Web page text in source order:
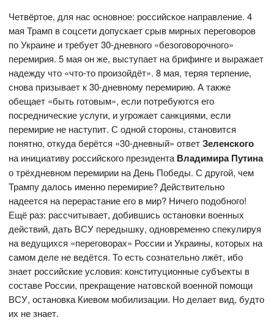
Четвёртое, для нас основное: российское направление. 4
мая Трамп в соцсети допускает срыв мирных переговоров
по Украине и требует 30-дневного «безоговорочного»
перемирия. 5 мая он же, выступает на брифинге и выражает
надежду что «что-то произойдёт». 8 мая, теряя терпение,
снова призывает к 30-дневному перемирию. А также
обещает «быть готовым», если потребуются его
посреднические услуги, и угрожает санкциями, если
перемирие не наступит. С одной стороны, становится
понятно, откуда берётся «30-дневный» ответЗеленского
на инициативу российского президента Владимира Путина
о трёхдневном перемирии на День Победы. С другой, чем
Трампу далось именно перемирие? Действительно
надеется на перерастание его в мир? Ничего подобного!
Ещё раз: рассчитывает, добившись остановки военных
действий, дать ВСУ передышку, одновременно спекулируя
на ведущихся «переговорах» России и Украины, которых на
самом деле не ведётся. То есть сознательно лжёт, ибо
знает российские условия: конституционные субъекты в
составе России, прекращение натовской военной помощи
ВСУ, остановка Киевом мобилизации. Но делает вид, будто
их не знает.